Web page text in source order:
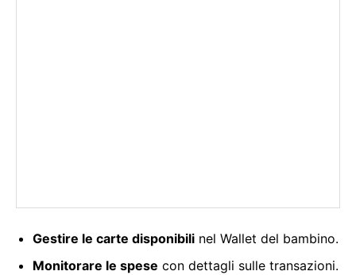
Gestire le carte disponibili nel Wallet del bambino.
Monitorare le spese con dettagli sulle transazioni.